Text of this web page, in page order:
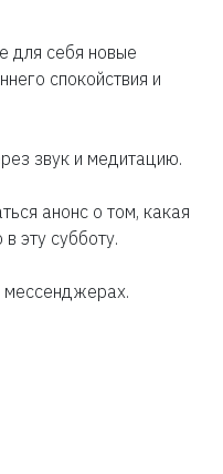
для себя новые
спокойствия и
звук и медитацию.
анонс о том, какая
эту субботу.
мессенджерах.